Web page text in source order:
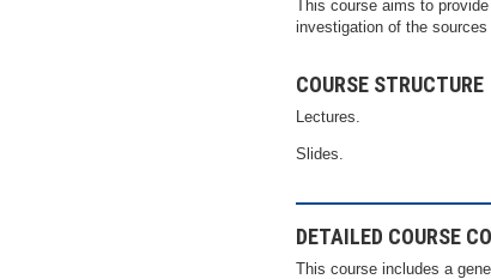
This course aims to
investigation of the
COURSE STRUCTURE
Lectures.
Slides.
DETAILED COURSE
This course includes a